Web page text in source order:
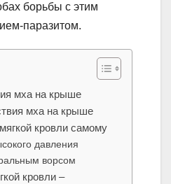
борьбы с этим
паразитом.
мха на крыше
мха на крыше
кровли самому
давления
ворсом
кровли –